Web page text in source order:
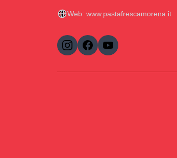
Web: www.pastafrescamorena.it